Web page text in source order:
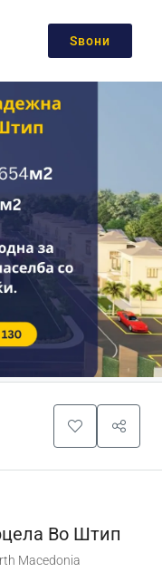
Ѕвони
Во Штип
Macedonia